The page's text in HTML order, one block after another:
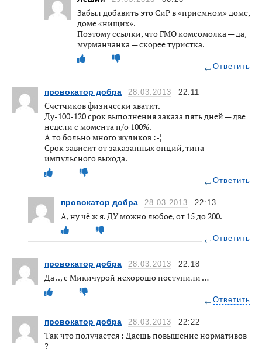
Забыл добавить это СиР в «приемном» доме,
доме «нищих».
Поэтому ссылки, что ГМО комсомолка — да,
мурманчанка — скорее туристка.
Ответить
провокатор добра 28.03.2013 22:11
Счётчиков физически хватит.
Ду-100-120 срок выполнения заказа пять дней — две
недели с момента п/о 100%.
А то больно много жуликов :-¦
Срок зависит от заказанных опций, типа
импульсного выхода.
Ответить
провокатор добра 28.03.2013 22:13
А, ну чё ж я. ДУ можно любое, от 15 до 200.
Ответить
провокатор добра 28.03.2013 22:18
Да .., с Микичурой нехорошо поступили …
Ответить
провокатор добра 28.03.2013 22:22
Так что получается : Даёшь повышение нормативов
?